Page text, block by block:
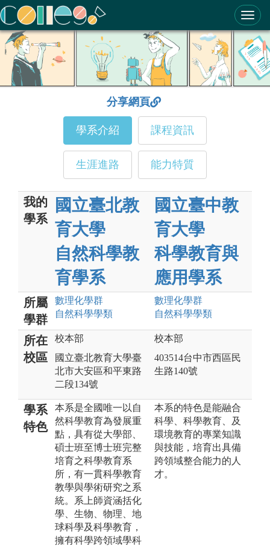
ColleGo! 大學選才與高中育才輔助系統
分享網頁
學系介紹 課程資訊
生涯進路 能力特質
我的
學系
國立臺北教
育大學
自然科學教
育學系
國立臺中教
育大學
科學教育與
應用學系
所屬
學群
數理化學群
自然科學學類
數理化學群
自然科學學類
所在
校區
校本部
國立臺北教育大學臺
北市大安區和平東路
二段134號
校本部
403514台中市西區民
生路140號
學系
特色
本系是全國唯一以自
然科學教育為發展重
點，具有從大學部、
碩士班至博士班完整
培育之科學教育系
所，有一貫科學教育
教學與學術研究之系
統。系上師資涵括化
學、生物、物理、地
球科學及科學教育，
擁有科學跨領域學科
本系的特色是能融合
科學、科學教育、及
環境教育的專業知識
與技能，培育出具備
跨領域整合能力的人
才。